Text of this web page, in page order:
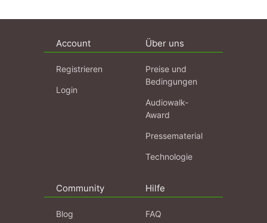
Account
Registrieren
Login
Über uns
Preise und
Bedingungen
Audiowalk-
Award
Pressematerial
Technologie
Community
Blog
Hilfe
FAQ